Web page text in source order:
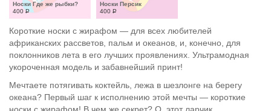
Носки Где же рыбки?
400 Р
Носки Персик
400 Р
Короткие носки с жирафом — для всех любителей
африканских рассветов, пальм и океанов, и, конечно, для
поклонников лета в его лучших проявлениях. Ультрамодная
укороченная модель и забавнейший принт!
Мечтаете потягивать коктейль, лежа в шезлонге на берегу
океана? Первый шаг к исполнению этой мечты — короткие